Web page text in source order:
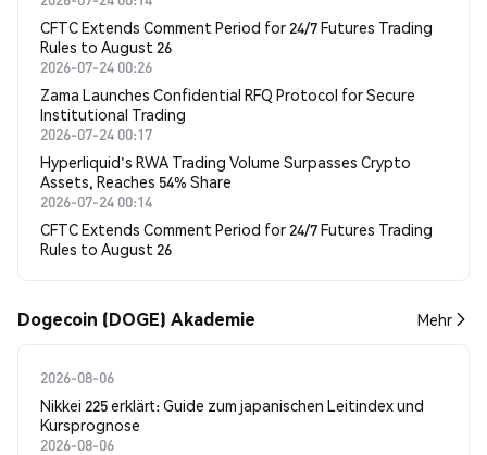
CFTC Extends Comment Period for 24/7 Futures Trading
Rules to August 26
2026-07-24 00:26
Zama Launches Confidential RFQ Protocol for Secure
Institutional Trading
2026-07-24 00:17
Hyperliquid's RWA Trading Volume Surpasses Crypto
Assets, Reaches 54% Share
2026-07-24 00:14
CFTC Extends Comment Period for 24/7 Futures Trading
Rules to August 26
Dogecoin (DOGE) Akademie Mehr
2026-08-06
Nikkei 225 erklärt: Guide zum japanischen Leitindex und
Kursprognose
2026-08-06